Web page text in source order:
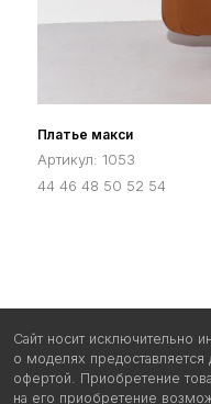
Платье макси
Артикул: 1053
44 46 48 50 52 54
ОАО "Приорбанк", ЦБУ 500 г.Брест
Пользовательское соглашение